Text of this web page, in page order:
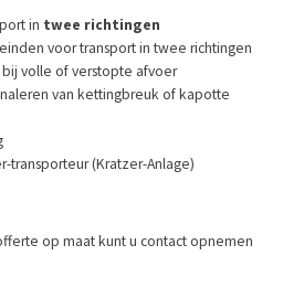
in twee richtingen
voor transport in twee richtingen
bij volle of verstopte afvoer
van kettingbreuk of kapotte
transporteur (Kratzer-Anlage)
op maat kunt u contact opnemen